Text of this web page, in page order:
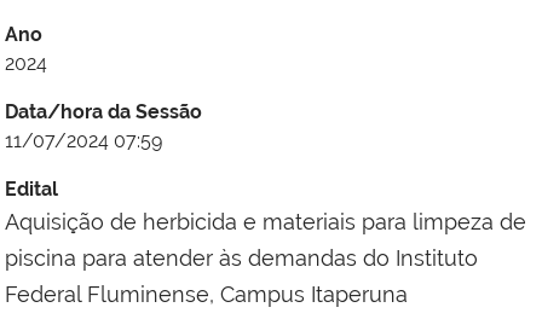
Ano
2024
Data/hora da Sessão
11/07/2024 07:59
Edital
Aquisição de herbicida e materiais para limpeza de
piscina para atender às demandas do Instituto
Federal Fluminense, Campus Itaperuna